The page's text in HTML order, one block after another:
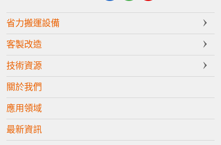
省力搬運設備
客製改造
技術資源
關於我們
應用領域
最新資訊